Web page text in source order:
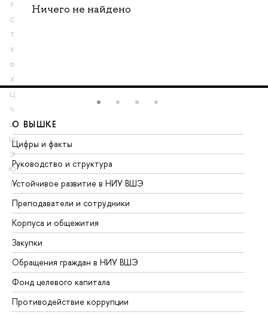
Р
С
Т
У
Ф
Х
Ц
Ч
Ш
Щ
Э
Ю
Я
Ничего не найдено
О ВЫШКЕ
Цифры и факты
Руководство и структура
Устойчивое развитие в НИУ ВШЭ
Преподаватели и сотрудники
Корпуса и общежития
Закупки
Обращения граждан в НИУ ВШЭ
Фонд целевого капитала
Противодействие коррупции